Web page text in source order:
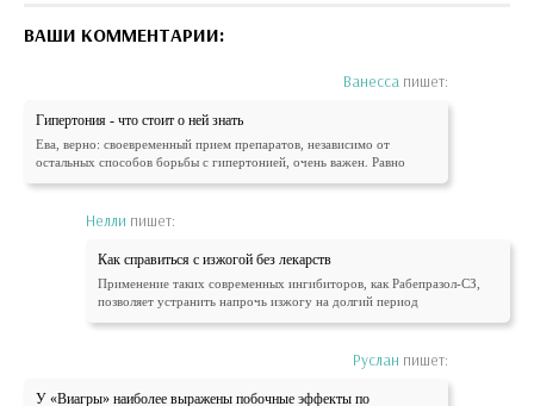
ВАШИ КОММЕНТАРИИ:
Ванесса пишет:
Гипертония - что стоит о ней знать
Ева, верно: своевременный прием препаратов, независимо от
остальных способов борьбы с гипертонией, очень важен. Равно
Нелли пишет:
Как справиться с изжогой без лекарств
Применение таких современных ингибиторов, как Рабепразол-СЗ,
позволяет устранить напрочь изжогу на долгий период
Руслан пишет:
У «Виагры» наиболее выражены побочные эффекты по